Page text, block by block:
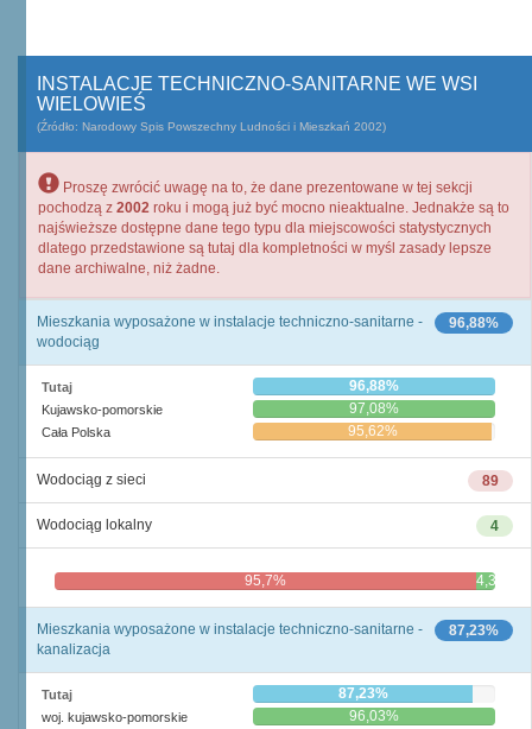
INSTALACJE TECHNICZNO-SANITARNE WE WSI
WIELOWIEŚ
(Źródło: Narodowy Spis Powszechny Ludności i Mieszkań 2002)
Proszę zwrócić uwagę na to, że dane prezentowane w tej sekcji
pochodzą z 2002 roku i mogą już być mocno nieaktualne. Jednakże są to
najświeższe dostępne dane tego typu dla miejscowości statystycznych
dlatego przedstawione są tutaj dla kompletności w myśl zasady lepsze
dane archiwalne, niż żadne.
96,88%
Mieszkania wyposażone w instalacje techniczno-sanitarne -
wodociąg
Tutaj 96,88%
Kujawsko-pomorskie 97,08%
Cała Polska 95,62%
89
Wodociąg z sieci
4
Wodociąg lokalny
95,7% 4,3%
87,23%
Mieszkania wyposażone w instalacje techniczno-sanitarne -
kanalizacja
Tutaj 87,23%
woj. kujawsko-pomorskie 96,03%